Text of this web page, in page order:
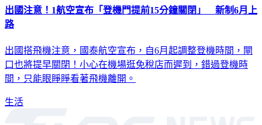
出國注意！1航空宣布「登機門提前15分鐘關閉」 新制6月上
路
出國搭飛機注意，國泰航空宣布，自6月起調整登機時間，閘
口也將提早關閉！小心在機場逛免稅店而遲到，錯過登機時
間，只能眼睜睜看著飛機離開。
生活